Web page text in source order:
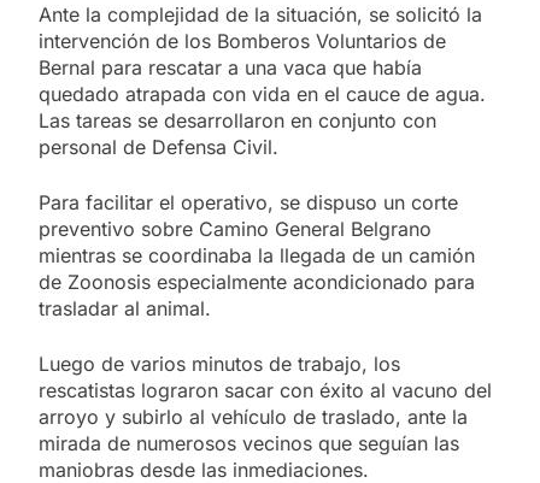
Ante la complejidad de la situación, se solicitó la
intervención de los Bomberos Voluntarios de
Bernal para rescatar a una vaca que había
quedado atrapada con vida en el cauce de agua.
Las tareas se desarrollaron en conjunto con
personal de Defensa Civil.
Para facilitar el operativo, se dispuso un corte
preventivo sobre Camino General Belgrano
mientras se coordinaba la llegada de un camión
de Zoonosis especialmente acondicionado para
trasladar al animal.
Luego de varios minutos de trabajo, los
rescatistas lograron sacar con éxito al vacuno del
arroyo y subirlo al vehículo de traslado, ante la
mirada de numerosos vecinos que seguían las
maniobras desde las inmediaciones.